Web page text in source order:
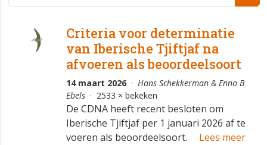
Criteria voor determinatie
van Iberische Tjiftjaf na
afvoeren als beoordeelsoort
14 maart 2026· Hans Schekkerman & Enno B
Ebels· 2533 × bekeken
De CDNA heeft recent besloten om
Iberische Tjiftjaf per 1 januari 2026 af te
voeren als beoordeelsoort.
Lees meer